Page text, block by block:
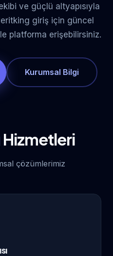
ve güçlü altyapısıyla
giriş için güncel
platforma erişebilirsiniz.
Kurumsal Bilgi
Hizmetleri
çözümlerimiz